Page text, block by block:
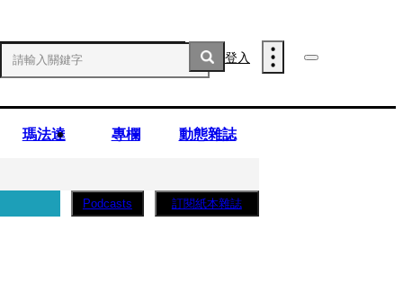
登入
瑪法達 專欄 動態雜誌
Podcasts 訂閱紙本雜誌